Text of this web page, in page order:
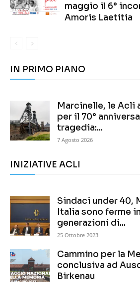
maggio il 6°
Amoris Laetitia
IN PRIMO PIANO
Marcinelle, le Acli
per il 70°
tragedia:...
7 Agosto 2026
INIZIATIVE ACLI
Sindaci under 40,
Italia sono ferme
generazioni di...
25 Ottobre 2023
Cammino per la
conclusiva ad
Birkenau